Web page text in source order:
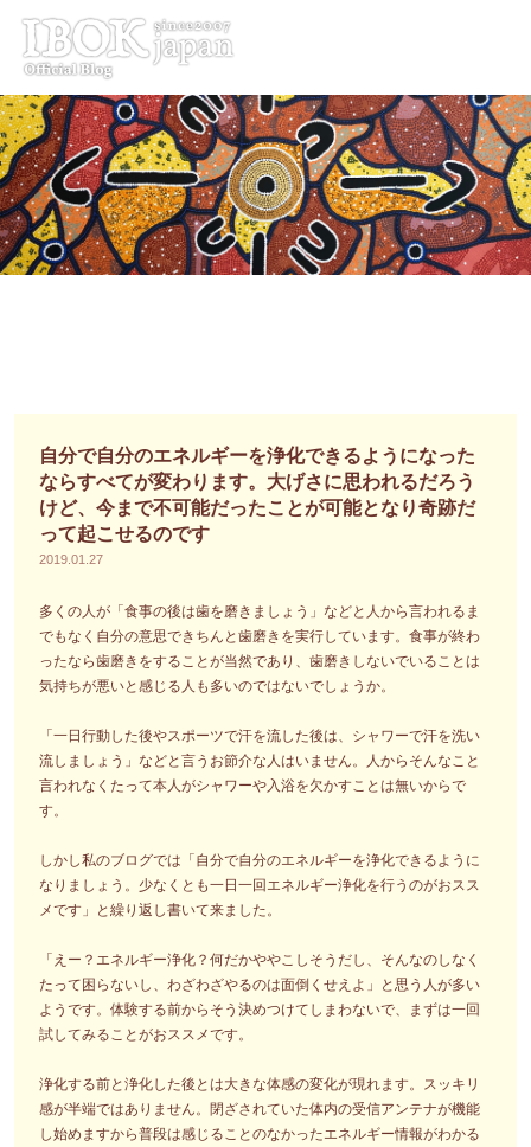
ツ
へ
ス
キ
ッ
プ
自分で自分のエネルギーを浄化できるようになった
ならすべてが変わります。大げさに思われるだろう
けど、今まで不可能だったことが可能となり奇跡だ
って起こせるのです
2019.01.27
多くの人が「食事の後は歯を磨きましょう」などと人から言われるま
でもなく自分の意思できちんと歯磨きを実行しています。食事が終わ
ったなら歯磨きをすることが当然であり、歯磨きしないでいることは
気持ちが悪いと感じる人も多いのではないでしょうか。
「一日行動した後やスポーツで汗を流した後は、シャワーで汗を洗い
流しましょう」などと言うお節介な人はいません。人からそんなこと
言われなくたって本人がシャワーや入浴を欠かすことは無いからで
す。
しかし私のブログでは「自分で自分のエネルギーを浄化できるように
なりましょう。少なくとも一日一回エネルギー浄化を行うのがおスス
メです」と繰り返し書いて来ました。
「えー？エネルギー浄化？何だかややこしそうだし、そんなのしなく
たって困らないし、わざわざやるのは面倒くせえよ」と思う人が多い
ようです。体験する前からそう決めつけてしまわないで、まずは一回
試してみることがおススメです。
浄化する前と浄化した後とは大きな体感の変化が現れます。スッキリ
感が半端ではありません。閉ざされていた体内の受信アンテナが機能
し始めますから普段は感じることのなかったエネルギー情報がわかる